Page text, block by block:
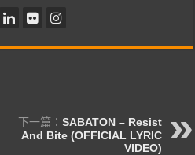
下一篇： SABATON – Resist
And Bite (OFFICIAL LYRIC
VIDEO)